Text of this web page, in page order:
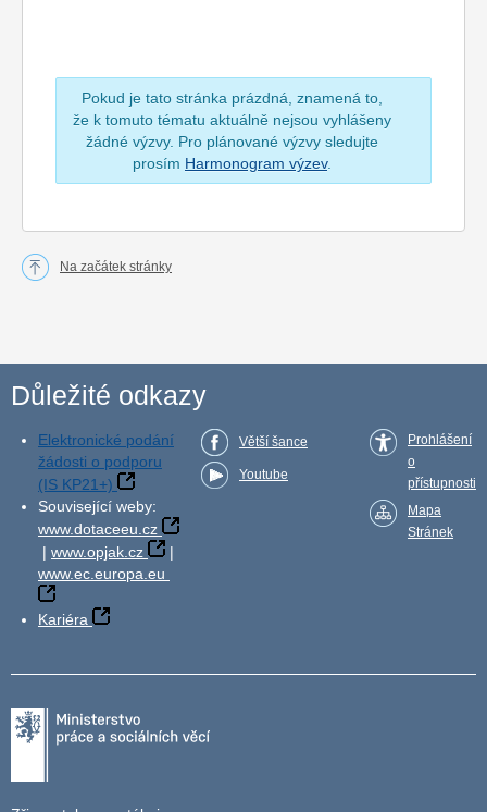
Pokud je tato stránka prázdná, znamená to,
že k tomuto tématu aktuálně nejsou vyhlášeny
žádné výzvy. Pro plánované výzvy sledujte
prosím Harmonogram výzev.
Na začátek stránky
Důležité odkazy
Elektronické podání
žádosti o podporu
(IS KP21+)
Související weby:
www.dotaceeu.cz
| www.opjak.cz
|
www.ec.europa.eu
Kariéra
Větší šance
Youtube
Prohlášení
o
přístupnosti
Mapa
Stránek